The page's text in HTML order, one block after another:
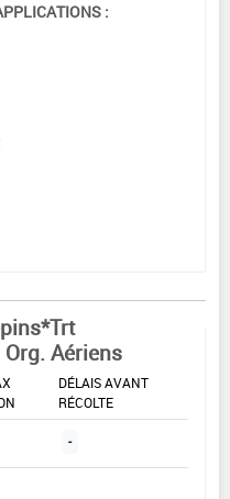
:
Aériens
DÉLAIS AVANT
RÉCOLTE
-